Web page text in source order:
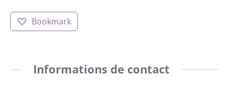
Bookmark
Informations de contact